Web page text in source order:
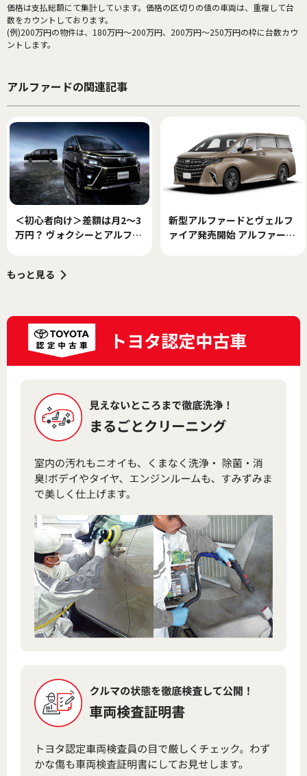
価格は支払総額にて集計しています。価格の区切りの値の車両は、重複して台
数をカウントしております。
(例)200万円の物件は、180万円～200万円、200万円～250万円の枠に台数カウ
ントします。
アルファードの関連記事
＜初心者向け＞差額は月2～3
万円？ ヴォクシーとアルファ
新型アルファードとヴェルフ
ァイア発売開始 アルファード
もっと見る